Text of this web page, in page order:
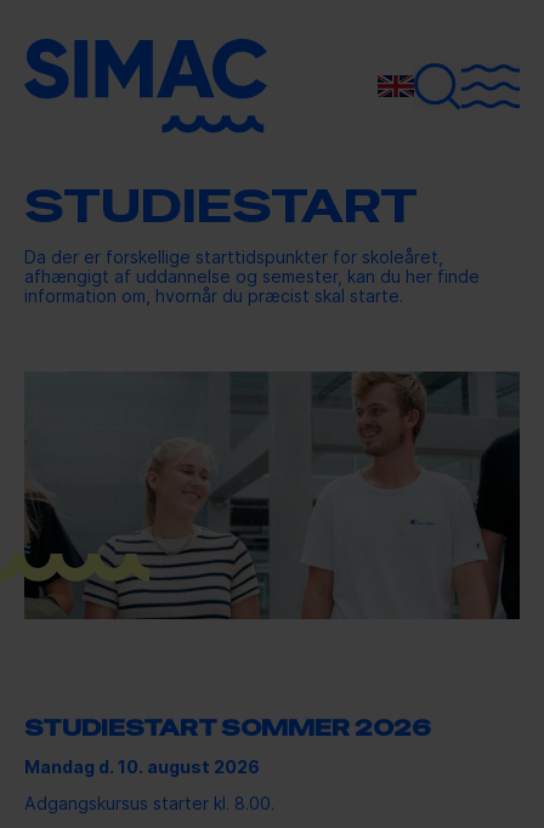
UDDANNELSER
MASKINMESTER
SKIBSFØRER
SKIBSOFFICER
MARITIM TEKNOLOG
ADGANGSKURSUS
OM SIMAC
VEJLEDNING
HVEM ER VI?
MEDARBEJDERE
ARRANGEMENTER,
LOKALER OG CAFÉ
SIMACS ALUMNE-
NETVÆRK
TIL UNDERVISERE OG
VEJLEDERE
JOB
KONTAKT
STUDIELIVET
SIMAC TRAINING
BESØG OS
STUDIESTART
Da der er forskellige starttidspunkter for skoleåret,
afhængigt af uddannelse og semester, kan du her finde
information om, hvornår du præcist skal starte.
STUDIESTART SOMMER 2026
Mandag d. 10. august 2026
Adgangskursus starter kl. 8.00.